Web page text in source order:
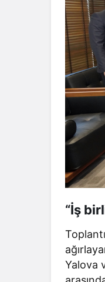
“İş
Yalova